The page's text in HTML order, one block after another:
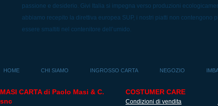
passione e desiderio. Givi Italia si impegna verso produzioni
abbiamo recepito la direttiva europea SUP, i nostri piatti non contengono
essere smaltiti nel contenitore dell’umido.
HOME CHI SIAMO INGROSSO CARTA NEGOZIO
MASI CARTA di Paolo Masi & C.
snc
COSTUMER CARE
Condizioni di vendita